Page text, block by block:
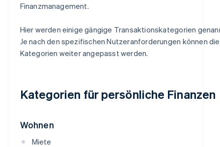
Finanzmanagement.
Hier werden einige gängige Transaktionskategorien
Je nach den spezifischen Nutzeranforderungen können
Kategorien weiter angepasst werden.
Kategorien für persönliche Finanzen
Wohnen
Miete